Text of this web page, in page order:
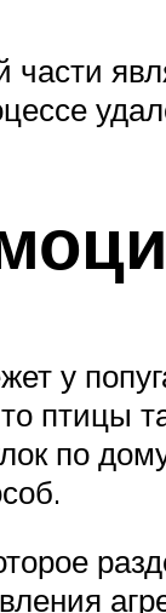
у
птицы
по